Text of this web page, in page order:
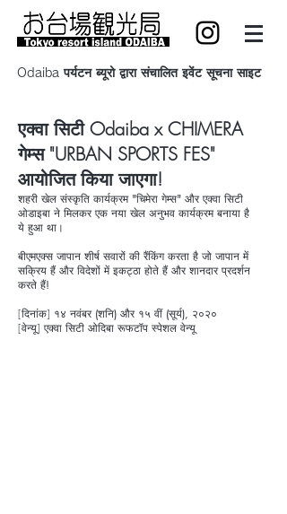
Odaiba पर्यटन ब्यूरो द्वारा संचालित इवेंट सूचना साइट
एक्वा सिटी Odaiba x CHIMERA
गेम्स "URBAN SPORTS FES"
आयोजित किया जाएगा!
शहरी खेल संस्कृति कार्यक्रम "चिमेरा गेम्स" और एक्वा सिटी
ओडाइबा ने मिलकर एक नया खेल अनुभव कार्यक्रम बनाया है
ये हुआ था।
बीएमएक्स जापान शीर्ष सवारों की रैंकिंग करता है जो जापान में
सक्रिय हैं और विदेशों में इकट्ठा होते हैं और शानदार प्रदर्शन
करते हैं!
[दिनांक] १४ नवंबर (शनि) और १५ वीं (सूर्य), २०२०
[वेन्यू] एक्वा सिटी ओदिबा रूफटॉप स्पेशल वेन्यू